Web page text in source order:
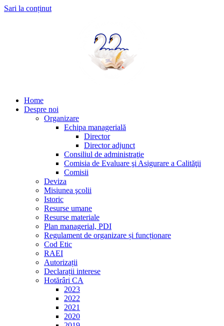
Sari la conținut
Home
Despre noi
Organizare
Echipa managerială
Director
Director adjunct
Consiliul de administraţie
Comisia de Evaluare şi Asigurare a Calităţii
Comisii
Deviza
Misiunea şcolii
Istoric
Resurse umane
Resurse materiale
Plan managerial, PDI
Regulament de organizare și funcționare
Cod Etic
RAEI
Autorizații
Declarații interese
Hotărâri CA
2023
2022
2021
2020